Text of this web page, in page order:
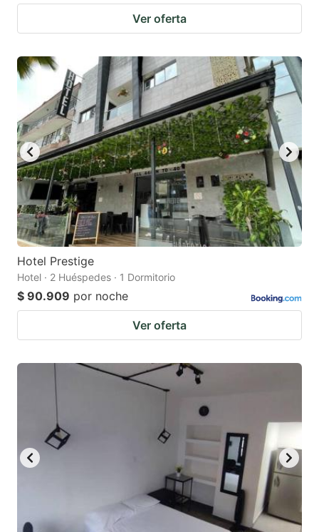
Ver oferta
Hotel Prestige
Hotel · 2 Huéspedes · 1 Dormitorio
$ 90.909 por noche
Ver oferta